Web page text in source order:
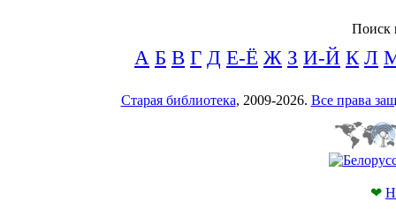
Поиск
А Б В Г Д Е-Ё Ж З И-Й К Л
Старая библиотека, 2009-2026. Все права
❤